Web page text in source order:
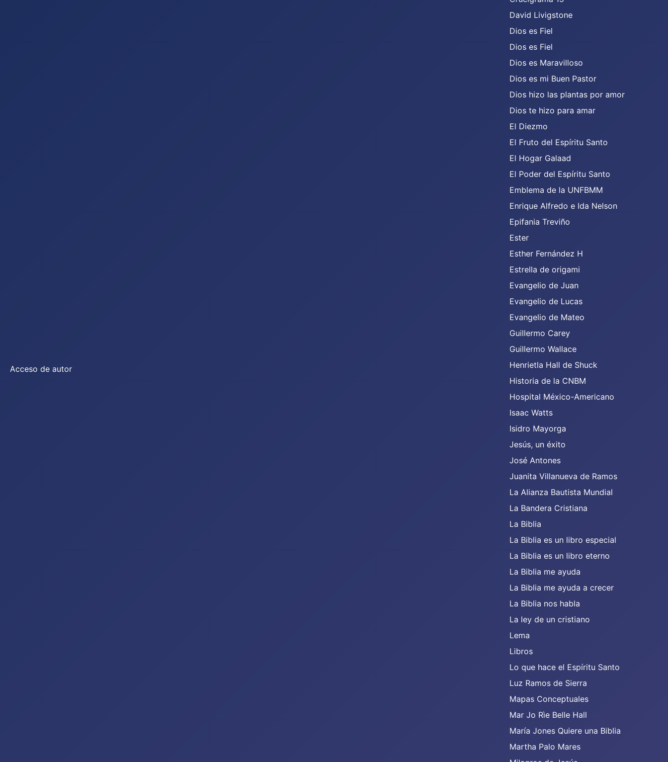
Acceso de autor
David Livigstone
Dios es Fiel
Dios es Fiel
Dios es Maravilloso
Dios es mi Buen Pastor
Dios hizo las plantas por amor
Dios te hizo para amar
El Diezmo
El Fruto del Espíritu Santo
El Hogar Galaad
El Poder del Espíritu Santo
Emblema de la UNFBMM
Enrique Alfredo e Ida Nelson
Epifania Treviño
Ester
Esther Fernández H
Estrella de origami
Evangelio de Juan
Evangelio de Lucas
Evangelio de Mateo
Guillermo Carey
Guillermo Wallace
Henrietla Hall de Shuck
Historia de la CNBM
Hospital México-Americano
Isaac Watts
Isidro Mayorga
Jesús, un éxito
José Antones
Juanita Villanueva de Ramos
La Alianza Bautista Mundial
La Bandera Cristiana
La Biblia
La Biblia es un libro especial
La Biblia es un libro eterno
La Biblia me ayuda
La Biblia me ayuda a crecer
La Biblia nos habla
La ley de un cristiano
Lema
Libros
Lo que hace el Espíritu Santo
Luz Ramos de Sierra
Mapas Conceptuales
Mar Jo Rìe Belle Hall
María Jones Quiere una Biblia
Martha Palo Mares